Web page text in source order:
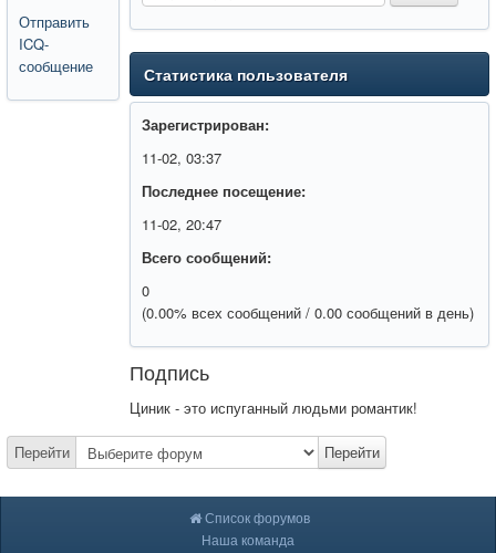
Отправить
ICQ-
сообщение
Статистика пользователя
Зарегистрирован:
11-02, 03:37
Последнее посещение:
11-02, 20:47
Всего сообщений:
0
(0.00% всех сообщений / 0.00 сообщений в день)
Подпись
Циник - это испуганный людьми романтик!
Перейти Перейти
Список форумов
Наша команда